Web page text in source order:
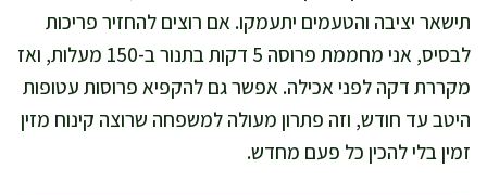
תישאר יציבה והטעמים יתעמקו. אם רוצים להחזיר פריכות
לבסיס, אני מחממת פרוסה 5 דקות בתנור ב-150 מעלות, ואז
מקררת דקה לפני אכילה. אפשר גם להקפיא פרוסות עטופות
היטב עד חודש, וזה פתרון מעולה למשפחה שרוצה קינוח מזין
זמין בלי להכין כל פעם מחדש.